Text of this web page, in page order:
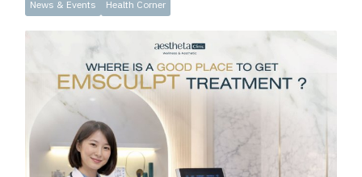
News & Events Health Corner